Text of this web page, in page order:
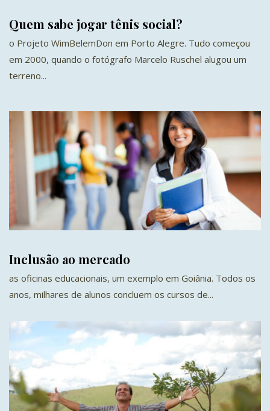
Quem sabe jogar tênis social?
o Projeto WimBelemDon em Porto Alegre. Tudo começou
em 2000, quando o fotógrafo Marcelo Ruschel alugou um
terreno...
Inclusão ao mercado
as oficinas educacionais, um exemplo em Goiânia. Todos os
anos, milhares de alunos concluem os cursos de...